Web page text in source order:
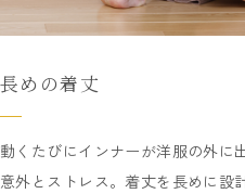
長めの着丈
動くたびにインナーが洋服の外に
意外とストレス。着丈を長めに設